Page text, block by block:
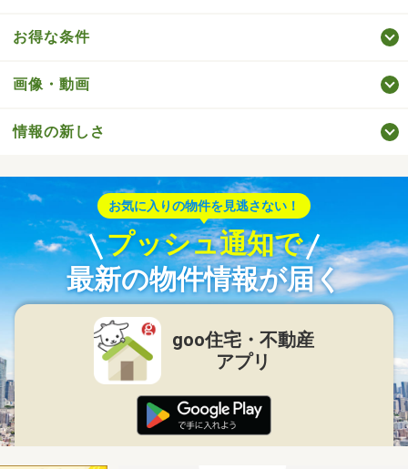
お得な条件
画像・動画
情報の新しさ
お気に入りの物件を見逃さない！
プッシュ通知で
最新の物件情報が届く
goo住宅・不動産
アプリ